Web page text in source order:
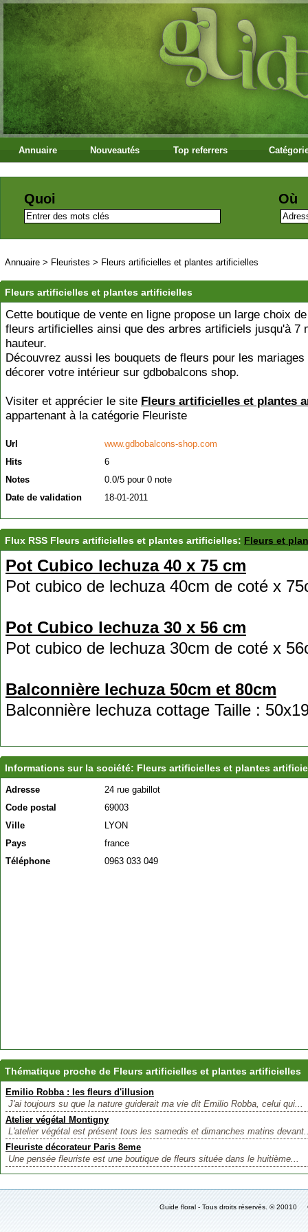
Annuaire Nouveautés Top referrers
Quoi Où
Annuaire > Fleuristes > Fleurs artificielles et plantes artificielles
Fleurs artificielles et plantes artificielles
Cette boutique de vente en ligne propose un large choix
fleurs artificielles ainsi que des arbres artificiels jusqu'à 7
hauteur.
Découvrez aussi les bouquets de fleurs pour les mariages
décorer votre intérieur sur gdbobalcons shop.
Visiter et apprécier le site Fleurs artificielles et plantes
appartenant à la catégorie Fleuriste
Url
www.gdbobalcons-shop.com
Hits
6
Notes
0.0/5 pour 0 note
Date de validation
18-01-2011
Flux RSS Fleurs artificielles et plantes artificielles: Fleurs et
Pot Cubico lechuza 40 x 75 cm
Pot cubico de lechuza 40cm de coté x
Pot Cubico lechuza 30 x 56 cm
Pot cubico de lechuza 30cm de coté x
Balconnière lechuza 50cm et 80cm
Balconnière lechuza cottage Taille :
Informations sur la société: Fleurs artificielles et plantes
Adresse
24 rue gabillot
Code postal
69003
Ville
LYON
Pays
france
Téléphone
0963 033 049
Thématique proche de Fleurs artificielles et plantes artificielles
Emilio Robba : les fleurs d'illusion
J'ai toujours su que la nature guiderait ma vie dit Emilio Robba, celui qui...
Atelier végétal Montigny
L'atelier végétal est présent tous les samedis et dimanches matins
Fleuriste décorateur Paris 8eme
Une pensée fleuriste est une boutique de fleurs située dans le huitième...
Guide floral - Tous droits réservés. ©